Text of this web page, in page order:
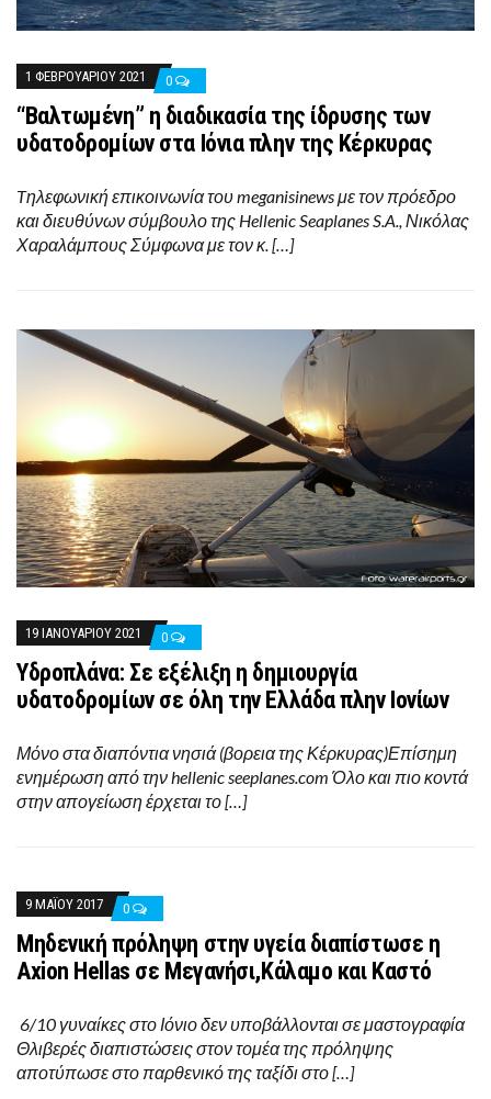
1 ΦΕΒΡΟΥΑΡΊΟΥ 2021 0
“Βαλτωμένη” η διαδικασία της ίδρυσης των
υδατοδρομίων στα Ιόνια πλην της Κέρκυρας
Tηλεφωνική επικοινωνία του meganisinews με τον πρόεδρο
και διευθύνων σύμβουλο της Hellenic Seaplanes S.A., Νικόλας
Χαραλάμπους Σύμφωνα με τον κ. […]
19 ΙΑΝΟΥΑΡΊΟΥ 2021 0
Υδροπλάνα: Σε εξέλιξη η δημιουργία
υδατοδρομίων σε όλη την Ελλάδα πλην Ιονίων
Μόνο στα διαπόντια νησιά (βορεια της Κέρκυρας)Επίσημη
ενημέρωση από την hellenic seeplanes.com Όλο και πιο κοντά
στην απογείωση έρχεται το […]
9 ΜΑΪ́ΟΥ 2017 0
Mηδενική πρόληψη στην υγεία διαπίστωσε η
Axion Hellas σε Μεγανήσι,Κάλαμο και Καστό
6/10 γυναίκες στο Ιόνιο δεν υποβάλλονται σε μαστογραφία
Θλιβερές διαπιστώσεις στον τομέα της πρόληψης
αποτύπωσε στο παρθενικό της ταξίδι στο […]